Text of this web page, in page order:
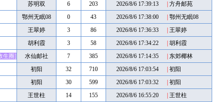
苏明双
6 203 2026/8/6 17:39:13
方舟邮苑
鄂州无眠08
0 43 2026/8/6 17:38:00
鄂州无眠08
王翠婷
3 86 2026/8/6 17:36:33
王翠婷
胡利霞
3 58 2026/8/6 17:34:22
胡利霞
水仙邮社
7 385 2026/8/6 17:14:35 东郊椰林
生圈]
初阳
32 710 2026/8/6 17:03:54
初阳
初阳
30 599 2026/8/6 17:03:32
初阳
王世柱
14 155 2026/8/6 16:55:20
王世柱